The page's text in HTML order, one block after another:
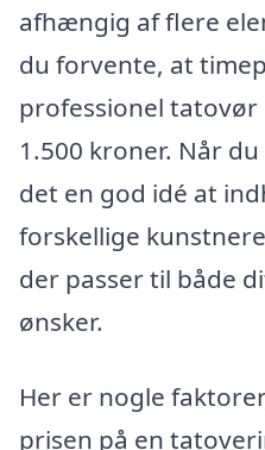
afhængig af flere
du forvente, at
professionel tatovør
1.500 kroner. Når
det en god idé at
forskellige
der passer til både
ønsker.
Her er nogle
prisen på en